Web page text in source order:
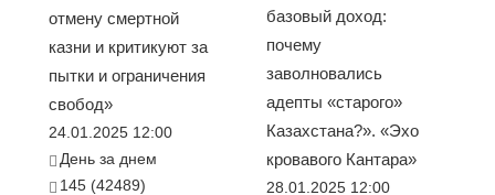
отмену смертной
казни и критикуют за
пытки и ограничения
свобод»
24.01.2025 12:00
День за днем
145 (42489)
базовый доход:
почему
заволновались
адепты «старого»
Казахстана?». «Эхо
кровавого Кантара»
28.01.2025 12:00